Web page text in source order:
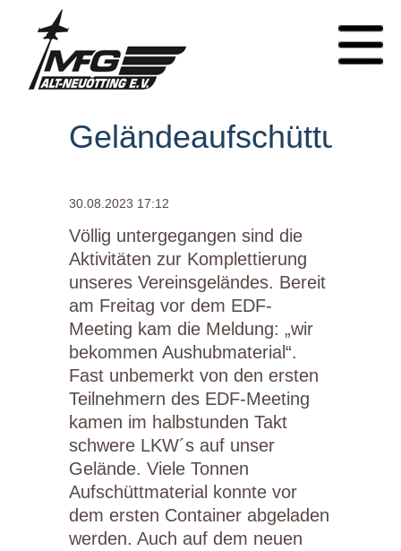
Geländeaufschüttung
30.08.2023 17:12
Völlig untergegangen sind die
Aktivitäten zur Komplettierung
unseres Vereinsgeländes. Bereit
am Freitag vor dem EDF-
Meeting kam die Meldung: „wir
bekommen Aushubmaterial“.
Fast unbemerkt von den ersten
Teilnehmern des EDF-Meeting
kamen im halbstunden Takt
schwere LKW´s auf unser
Gelände. Viele Tonnen
Aufschüttmaterial konnte vor
dem ersten Container abgeladen
werden. Auch auf dem neuen